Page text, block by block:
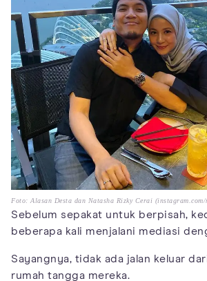
Foto: Alasan Desta dan Natasha Rizky Cerai (instagram.com/
Sebelum sepakat untuk berpisah,
beberapa kali menjalani mediasi
Sayangnya, tidak ada jalan keluar
rumah tangga mereka.